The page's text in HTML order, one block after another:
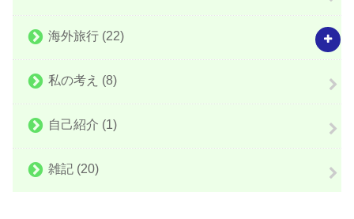
海外旅行 (22)
私の考え (8)
自己紹介 (1)
雑記 (20)